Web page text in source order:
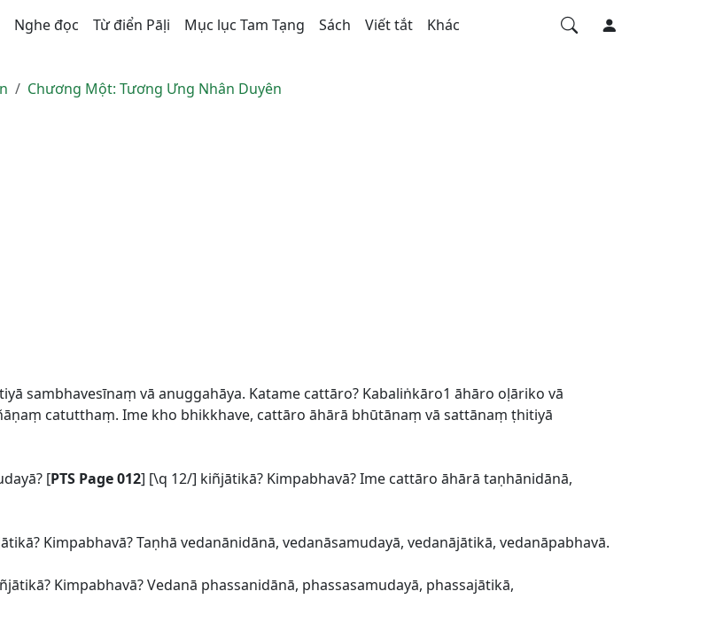
Nghe đọc Từ điển Pāḷi Mục lục Tam Tạng Sách Viết tắt Khác
Chương Một: Tương Ưng Nhân Duyên
sambhavesīnaṃ vā anuggahāya. Katame cattāro? Kabaliṅkāro1 āhāro oḷāriko vā
catutthaṃ. Ime kho bhikkhave, cattāro āhārā bhūtānaṃ vā sattānaṃ ṭhitiyā
[PTS Page 012] [\q 12/] kiñjātikā? Kimpabhavā? Ime cattāro āhārā taṇhānidānā,
Kimpabhavā? Taṇhā vedanānidānā, vedanāsamudayā, vedanājātikā, vedanāpabhavā.
Kimpabhavā? Vedanā phassanidānā, phassasamudayā, phassajātikā,